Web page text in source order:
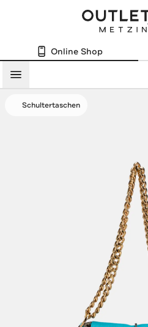
Online Shop
Menü
Schultertaschen